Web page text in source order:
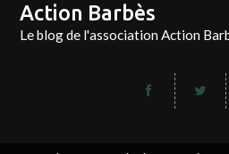
Action Barbès
Le blog de l'association Action